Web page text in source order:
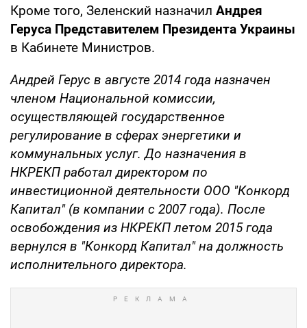
Кроме того, Зеленский назначил Андрея
Геруса Представителем Президента Украины
в Кабинете Министров.
Андрей Герус в августе 2014 года назначен
членом Национальной комиссии,
осуществляющей государственное
регулирование в сферах энергетики и
коммунальных услуг. До назначения в
НКРЕКП работал директором по
инвестиционной деятельности ООО "Конкорд
Капитал" (в компании с 2007 года). После
освобождения из НКРЕКП летом 2015 года
вернулся в "Конкорд Капитал" на должность
исполнительного директора.